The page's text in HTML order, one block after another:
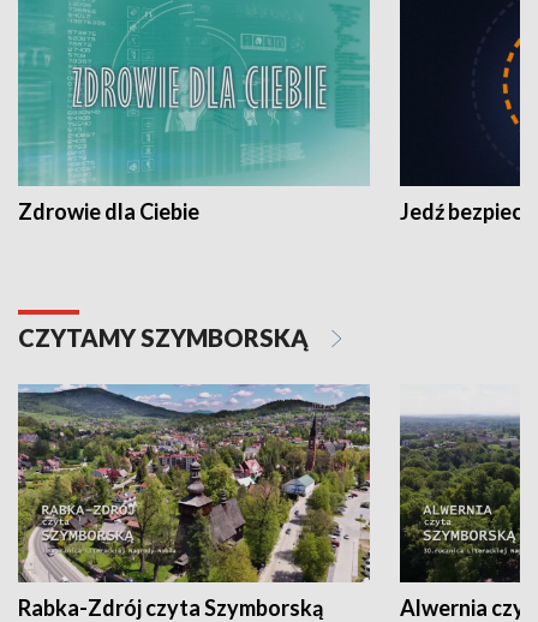
Zdrowie dla Ciebie Jedź
CZYTAMY SZYMBORSKĄ
Rabka-Zdrój czyta Szymborską Alwernia